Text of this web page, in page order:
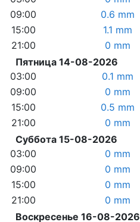
09:00
0.6 mm
15:00
1.1 mm
21:00
0 mm
Пятница 14-08-2026
03:00
0.1 mm
09:00
0 mm
15:00
0.5 mm
21:00
0 mm
Суббота 15-08-2026
03:00
0 mm
09:00
0 mm
15:00
0 mm
21:00
0 mm
Воскресенье 16-08-2026